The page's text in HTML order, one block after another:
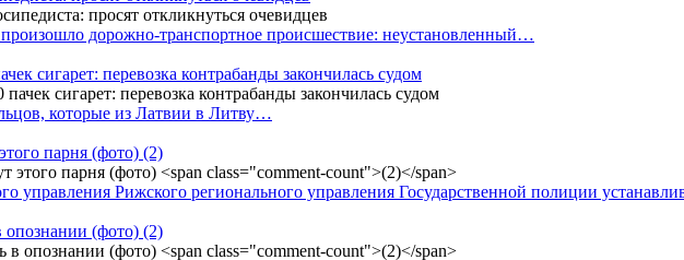
произошло дорожно-транспортное происшествие: неустановленный…
сигарет: перевозка контрабанды закончилась судом
которые из Латвии в Литву…
парня (фото) (2)
управления Рижского регионального управления Государственной полиции
опознании (фото) (2)